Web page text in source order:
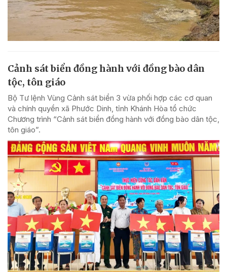
Cảnh sát biển đồng hành với đồng bào dân
tộc, tôn giáo
Bộ Tư lệnh Vùng Cảnh sát biển 3 vừa phối hợp các cơ quan
và chính quyền xã Phước Dinh, tỉnh Khánh Hòa tổ chức
Chương trình “Cảnh sát biển đồng hành với đồng bào dân tộc,
tôn giáo”.